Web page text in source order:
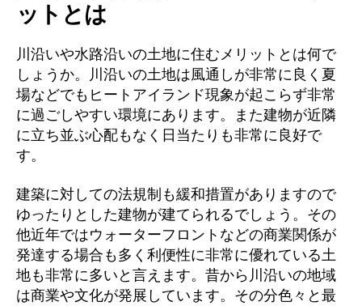
ットとは
川沿いや水路沿いの土地に住むメリットとは何で
しょうか。川沿いの土地は風通しが非常に良く夏
場などでもヒートアイランド現象が起こらず非常
に過ごしやすい環境にあります。また建物が近隣
に立ち並ぶ心配もなく日当たりも非常に良好で
す。
建築に対しての法規制も緩和措置がありますので
ゆったりとした建物が建てられるでしょう。その
他近年ではウォーターフロントなどの商業関係が
発達する場合も多く利便性に非常に優れている土
地も非常に多いと言えます。昔から川沿いの地域
は商業や文化が発展しています。その分色々と最